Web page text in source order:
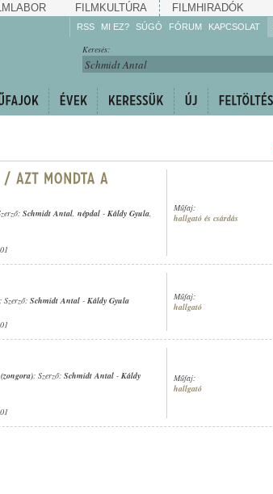
FILMKULTÚRA FILMHIRADÓK
RSS MI EZ? SÚGÓ
Gyarapítsa!
Kövesse!
FÓRUM KAPCSOLAT
Keresés:
Schmidt Antal, népdal - Káldy Gyula,
Műfaj:
hallgató és csárdás
; Szerző: Schmidt Antal - Káldy Gyula
Műfaj:
hallgató
; Szerző: Schmidt Antal - Káldy
Műfaj:
hallgató